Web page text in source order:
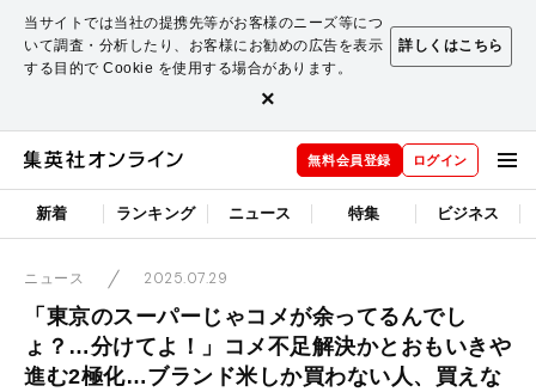
当サイトでは当社の提携先等がお客様のニーズ等につ
いて調査・分析したり、お客様にお勧めの広告を表示
する目的で Cookie を使用する場合があります。
詳しくはこちら
×
無料会員登録 ログイン
新着 ランキング ニュース 特集 ビジネス
ニュース 2025.07.29
「東京のスーパーじゃコメが余ってるんでし
ょ？…分けてよ！」コメ不足解決かとおもいきや
進む2極化…ブランド米しか買わない人、買えな